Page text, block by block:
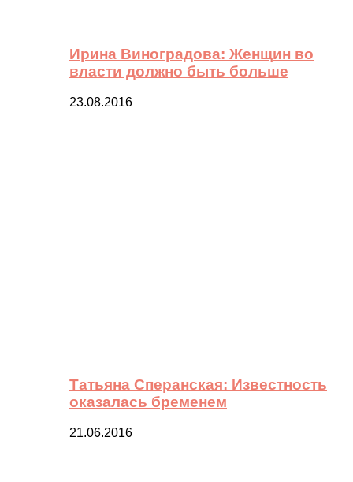
Ирина Виноградова: Женщин во
власти должно быть больше
23.08.2016
Татьяна Сперанская: Известность
оказалась бременем
21.06.2016